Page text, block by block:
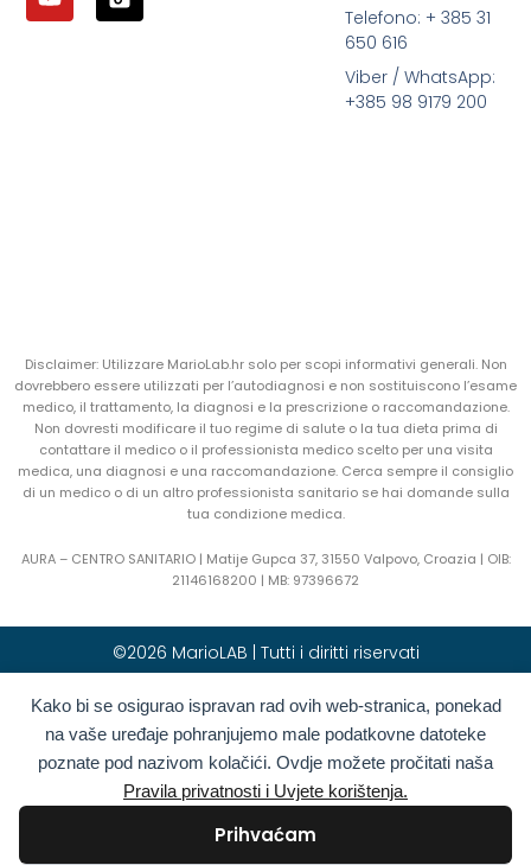
Kako bi se osigurao ispravan rad ovih web-stranica, ponekad
na vaše uređaje pohranjujemo male podatkovne datoteke
poznate pod nazivom kolačići. Ovdje možete pročitati naša
Pravila privatnosti i Uvjete korištenja.
Prihvaćam
Telefono: + 385 31
650 616
Viber / WhatsApp:
+385 98 9179 200
Disclaimer: Utilizzare MarioLab.hr solo per scopi informativi generali. Non
dovrebbero essere utilizzati per l’autodiagnosi e non sostituiscono l’esame
medico, il trattamento, la diagnosi e la prescrizione o raccomandazione.
Non dovresti modificare il tuo regime di salute o la tua dieta prima di
contattare il medico o il professionista medico scelto per una visita
medica, una diagnosi e una raccomandazione. Cerca sempre il consiglio
di un medico o di un altro professionista sanitario se hai domande sulla
tua condizione medica.
AURA – CENTRO SANITARIO | Matije Gupca 37, 31550 Valpovo, Croazia | OIB:
21146168200 | MB: 97396672
©2026 MarioLAB | Tutti i diritti riservati
Hrvatski(Croato) English(Inglese)
Deutsch(Tedesco) Polski(Polacco)
Română(Rumeno )
Italiano
Български(Bulgaro) Français(Francese)
Greco) Slovenčina